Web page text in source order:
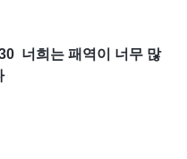
너희는 패역이 너무 많